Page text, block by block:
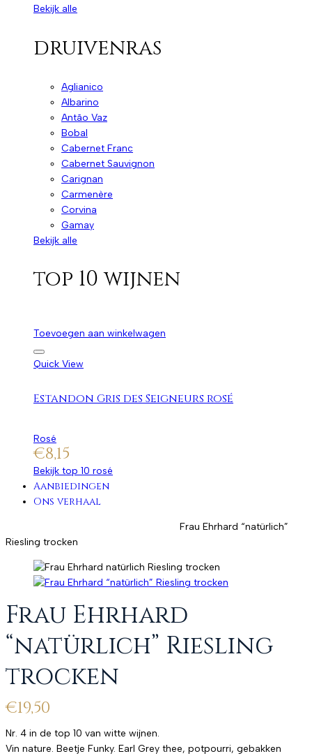
Bekijk alle
druivenras
Aglianico
Albarino
Antão Vaz
Bobal
Cabernet Franc
Cabernet Sauvignon
Carignan
Carmenère
Corvina
Gamay
Bekijk alle
top 10 wijnen
Toevoegen aan winkelwagen
Quick View
Estandon Gris des Seigneurs rosé
Rosé
€8,15
Bekijk top 10 rosé
Aanbiedingen
Ons verhaal
Frau Ehrhard “natürlich”
Riesling trocken
Frau Ehrhard
“natürlich” Riesling
trocken
€19,50
Nr. 4 in de top 10 van witte wijnen.
Vin nature. Beetje Funky. Earl Grey thee, potpourri, gebakken